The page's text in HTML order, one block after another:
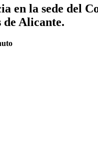
en la sede del
de Alicante.